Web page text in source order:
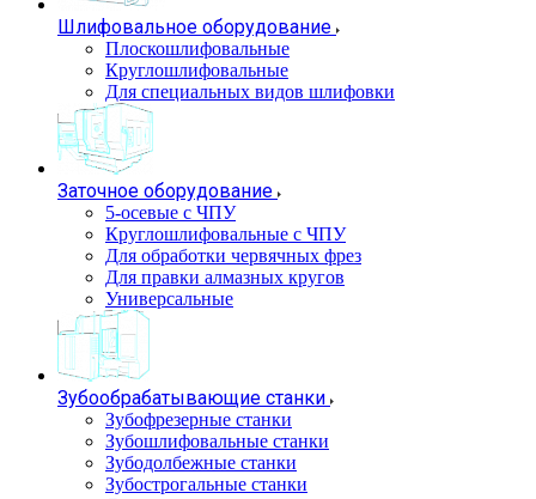
Шлифовальное оборудование
Плоскошлифовальные
Круглошлифовальные
Для специальных видов шлифовки
Заточное оборудование
5-осевые с ЧПУ
Круглошлифовальные с ЧПУ
Для обработки червячных фрез
Для правки алмазных кругов
Универсальные
Зубообрабатывающие станки
Зубофрезерные станки
Зубошлифовальные станки
Зубодолбежные станки
Зубострогальные станки